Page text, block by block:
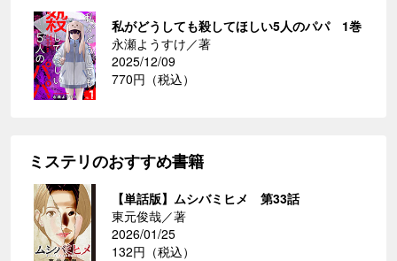
私がどうしても殺してほしい5人のパパ 1巻
永瀬ようすけ／著
2025/12/09
770円（税込）
ミステリのおすすめ書籍
【単話版】ムシバミヒメ 第33話
東元俊哉／著
2026/01/25
132円（税込）